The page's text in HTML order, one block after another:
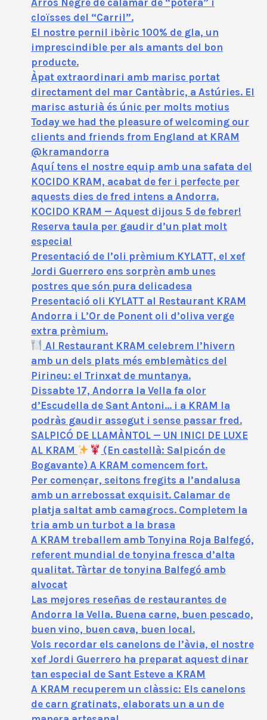
cloïsses del “Carril”.
El nostre pernil ibèric 100% de gla, un
imprescindible per als amants del bon
producte.
Àpat extraordinari amb marisc portat
directament del mar Cantàbric, a Astúries. El
marisc asturià és únic per molts motius
Today we had the pleasure of welcoming our
clients and friends from England at KRAM
@kramandorra
Aquí tens el nostre equip amb una safata del
KOCIDO KRAM, acabat de fer i perfecte per
aquests dies de fred intens a Andorra.
KOCIDO KRAM — Aquest dijous 5 de febrer!
Reserva taula per gaudir d’un plat molt
especial
Presentació de l’oli prèmium KYLATT, el xef
Jordi Guerrero ens sorprèn amb unes
postres que són pura delicadesa
Presentació oli KYLATT al Restaurant KRAM
Andorra i L’Or de Ponent oli d’oliva verge
extra prèmium.
Al Restaurant KRAM celebrem l’hivern
amb un dels plats més emblemàtics del
Pirineu: el Trinxat de muntanya.
Dissabte 17, Andorra la Vella fa olor
d’Escudella de Sant Antoni… i a KRAM la
podràs gaudir assegut i sense passar fred.
SALPICÓ DE LLAMÀNTOL — UN INICI DE LUXE
AL KRAM
(En castellà: Salpicón de
Bogavante) A KRAM comencem fort.
Per començar, seitons fregits a l’andalusa
amb un arrebossat exquisit. Calamar de
platja saltat amb camagrocs. Completem la
tria amb un turbot a la brasa
A KRAM treballem amb Tonyina Roja Balfegó,
referent mundial de tonyina fresca d’alta
qualitat. Tàrtar de tonyina Balfegó amb
alvocat
Las mejores reseñas de restaurantes de
Andorra la Vella. Buena carne, buen pescado,
buen vino, buen cava, buen local.
Vols recordar els canelons de l’àvia, el nostre
xef Jordi Guerrero ha preparat aquest dinar
tan especial de Sant Esteve a KRAM
A KRAM recuperem un clàssic: Els canelons
de carn gratinats, elaborats un a un de